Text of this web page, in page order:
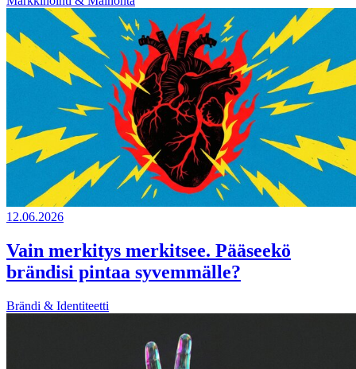
12.06.2026
Vain merkitys merkitsee. Pääseekö
brändisi pintaa syvemmälle?
Brändi & Identiteetti